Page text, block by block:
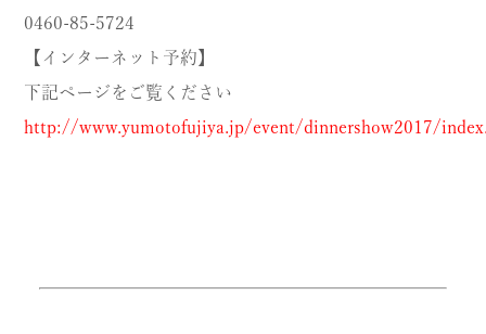
0460-85-5724
【インターネット予約】
下記ページをご覧ください
http://www.yumotofujiya.jp/event/dinnershow2017/